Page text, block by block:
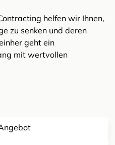
helfen wir Ihnen,
zu senken und deren
geht ein
mit wertvollen